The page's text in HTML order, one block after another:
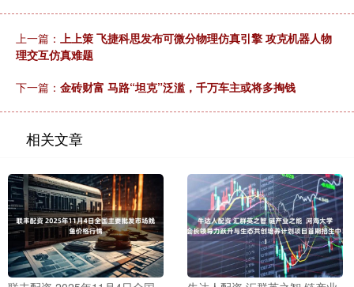
上一篇： 上上策 飞捷科思发布可微分物理仿真引擎 攻克机器人物
理交互仿真难题
下一篇： 金砖财富 马路“坦克”泛滥，千万车主或将多掏钱
相关文章